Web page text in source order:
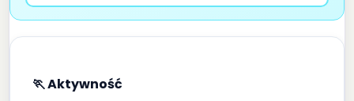
🏃 Aktywność